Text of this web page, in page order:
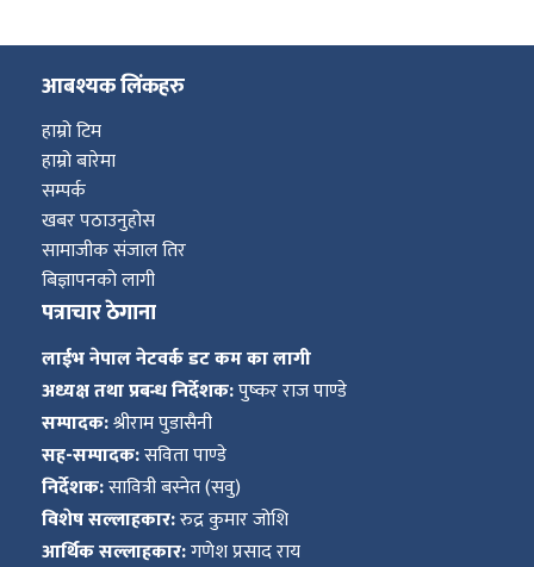
आबश्यक लिंकहरु
हाम्रो टिम
हाम्रो बारेमा
सम्पर्क
खबर पठाउनुहोस
सामाजीक संजाल तिर
बिज्ञापनको लागी
पत्राचार ठेगाना
लाईभ नेपाल नेटवर्क डट कम का लागी
अध्यक्ष तथा प्रबन्ध निर्देशक:पुष्कर राज पाण्डे
सम्पादक:श्रीराम पुडासैनी
सह-सम्पादक:सविता पाण्डे
निर्देशक:सावित्री बस्नेत (सवु)
विशेष सल्लाहकार:रुद्र कुमार जोशि
आर्थिक सल्लाहकार:गणेश प्रसाद राय